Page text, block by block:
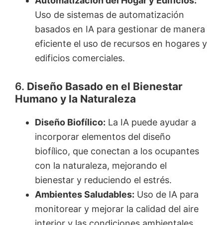
Uso de sistemas de automatización
basados en IA para gestionar de manera
eficiente el uso de recursos en hogares y
edificios comerciales.
6. Diseño Basado en el Bienestar
Humano y la Naturaleza
Diseño Biofílico: La IA puede ayudar a
incorporar elementos del diseño
biofílico, que conectan a los ocupantes
con la naturaleza, mejorando el
bienestar y reduciendo el estrés.
Ambientes Saludables: Uso de IA para
monitorear y mejorar la calidad del aire